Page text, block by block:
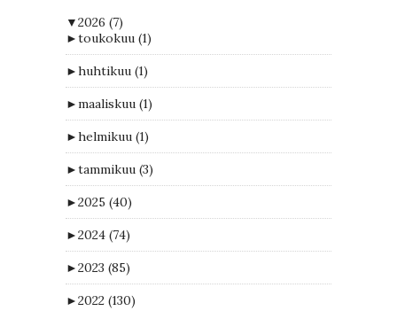
▼2026 (7)
►toukokuu (1)
►huhtikuu (1)
►maaliskuu (1)
►helmikuu (1)
►tammikuu (3)
►2025 (40)
►2024 (74)
►2023 (85)
►2022 (130)